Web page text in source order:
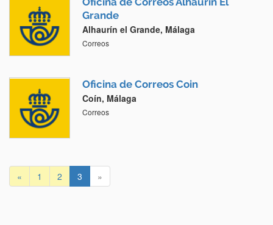
Grande
Alhaurín el Grande, Málaga
Correos
Oficina de Correos Coin
Coín, Málaga
Correos
« 1 2 3 »